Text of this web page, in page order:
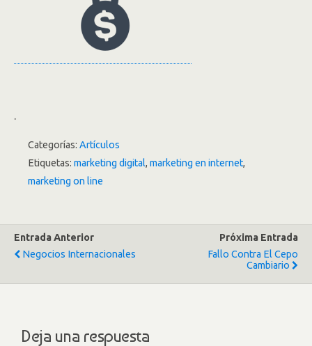
.
Categorías: Artículos
Etiquetas: marketing digital, marketing en internet,
marketing on line
Entrada Anterior
Negocios Internacionales
Próxima Entrada
Fallo Contra El Cepo
Cambiario
Deja una respuesta